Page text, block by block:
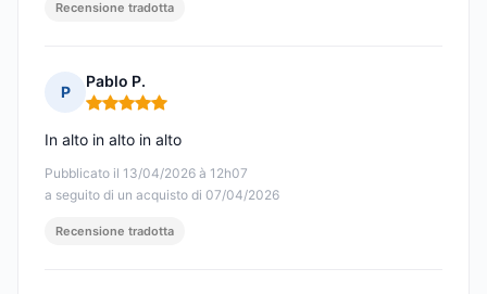
Recensione tradotta
P
Pablo P.
Nota: 5 su 5
Pubblicato il 13/04/2026 à 12h07
a seguito di un acquisto di 07/04/2026
In alto in alto in alto
Recensione tradotta